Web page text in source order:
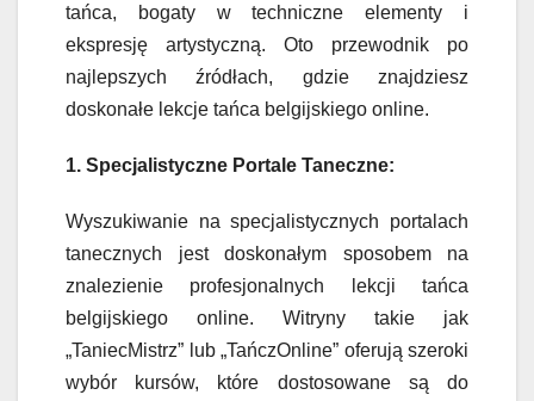
tańca, bogaty w techniczne elementy i
ekspresję artystyczną. Oto przewodnik po
najlepszych źródłach, gdzie znajdziesz
doskonałe lekcje tańca belgijskiego online.
1. Specjalistyczne Portale Taneczne:
Wyszukiwanie na specjalistycznych portalach
tanecznych jest doskonałym sposobem na
znalezienie profesjonalnych lekcji tańca
belgijskiego online. Witryny takie jak
„TaniecMistrz” lub „TańczOnline” oferują szeroki
wybór kursów, które dostosowane są do